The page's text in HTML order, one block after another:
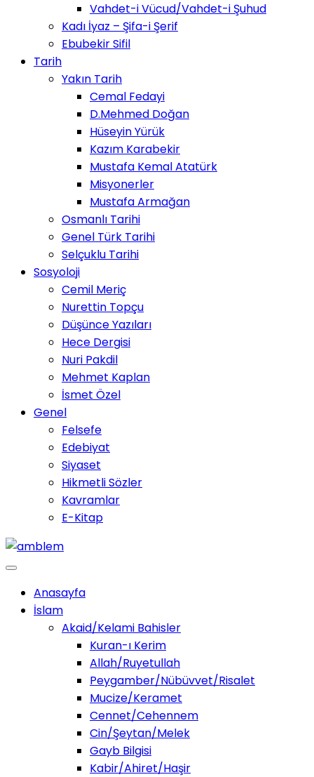
Vahdet-i Vücud/Vahdet-i Şuhud
Kadı İyaz – Şifa-i Şerif
Ebubekir Sifil
Tarih
Yakın Tarih
Cemal Fedayi
D.Mehmed Doğan
Hüseyin Yürük
Kazım Karabekir
Mustafa Kemal Atatürk
Misyonerler
Mustafa Armağan
Osmanlı Tarihi
Genel Türk Tarihi
Selçuklu Tarihi
Sosyoloji
Cemil Meriç
Nurettin Topçu
Düşünce Yazıları
Hece Dergisi
Nuri Pakdil
Mehmet Kaplan
İsmet Özel
Genel
Felsefe
Edebiyat
Siyaset
Hikmetli Sözler
Kavramlar
E-Kitap
Anasayfa
İslam
Akaid/Kelami Bahisler
Kuran-ı Kerim
Allah/Ruyetullah
Peygamber/Nübüvvet/Risalet
Mucize/Keramet
Cennet/Cehennem
Cin/Şeytan/Melek
Gayb Bilgisi
Kabir/Ahiret/Haşir